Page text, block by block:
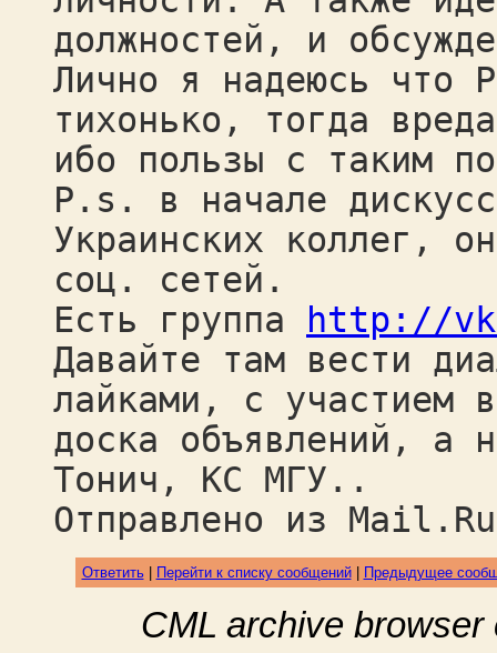
должностей, и
Лично я надеюсь что
тихонько, тогда
ибо пользы с таким
P.s. в начале
Украинских коллег,
соц. сетей.
Есть группа
http://
Давайте там вести
лайками, с участием
доска объявлений, а
Тонич, КС МГУ..
Отправлено из
Ответить| Перейти к списку сообщений| Предыдущее
CML archive